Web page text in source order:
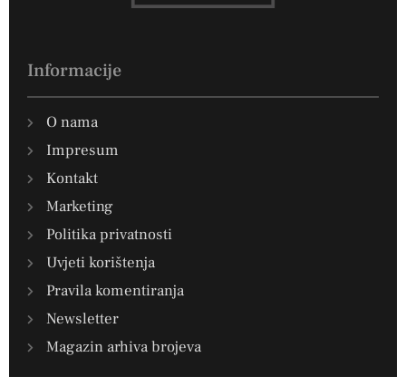
Informacije
O nama
Impresum
Kontakt
Marketing
Politika privatnosti
Uvjeti korištenja
Pravila komentiranja
Newsletter
Magazin arhiva brojeva